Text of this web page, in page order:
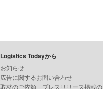
Logistics Todayから
お知らせ
広告に関するお問い合わせ
取材のご依頼、プレスリリース掲載の